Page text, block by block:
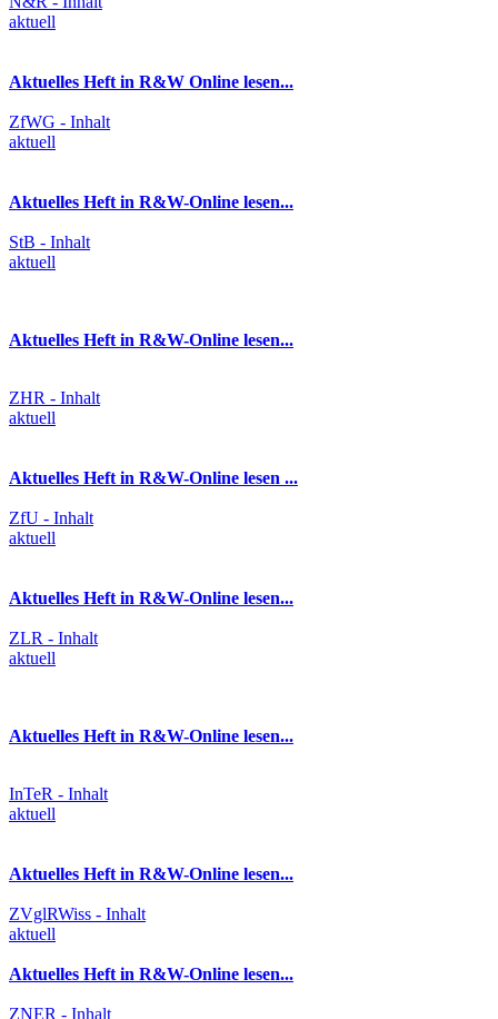
aktuell
Aktuelles Heft in R&W Online lesen...
ZfWG - Inhalt
aktuell
Aktuelles Heft in R&W-Online lesen...
StB - Inhalt
aktuell
Aktuelles Heft in R&W-Online lesen...
ZHR - Inhalt
aktuell
Aktuelles Heft in R&W-Online lesen ...
ZfU - Inhalt
aktuell
Aktuelles Heft in R&W-Online lesen...
ZLR - Inhalt
aktuell
Aktuelles Heft in R&W-Online lesen...
InTeR - Inhalt
aktuell
Aktuelles Heft in R&W-Online lesen...
ZVglRWiss - Inhalt
aktuell
Aktuelles Heft in R&W-Online lesen...
ZNER - Inhalt